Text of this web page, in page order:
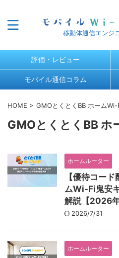
移動体通信エンジ
評価・レビュー
モバイル通信コラム
HOME > GMOとくとくBB ホームWi-
GMOとくとくBB ホ
ホームルーター
【優待コー
ムWi-Fi鬼安
解説【2026年
2026/7/31
ホームルーター